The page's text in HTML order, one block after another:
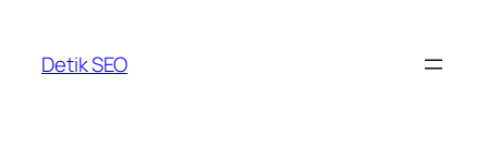
content
Detik SEO